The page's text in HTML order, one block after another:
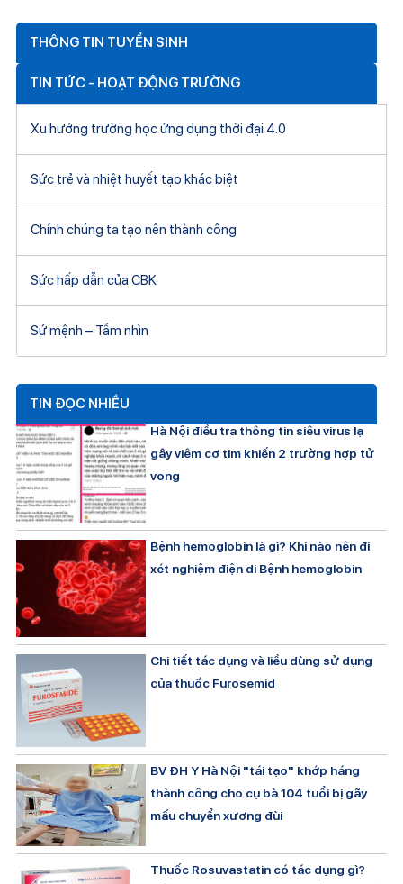
THÔNG TIN TUYỂN SINH
TIN TỨC - HOẠT ĐỘNG TRƯỜNG
Xu hướng trường học ứng dụng thời đại 4.0
Sức trẻ và nhiệt huyết tạo khác biệt
Chính chúng ta tạo nên thành công
Sức hấp dẫn của CBK
Sứ mệnh – Tầm nhìn
TIN ĐỌC NHIỀU
Hà Nội điều tra thông tin siêu virus lạ
gây viêm cơ tim khiến 2 trường hợp tử
vong
Bệnh hemoglobin là gì? Khi nào nên đi
xét nghiệm điện di Bệnh hemoglobin
Chi tiết tác dụng và liều dùng sử dụng
của thuốc Furosemid
BV ĐH Y Hà Nội "tái tạo" khớp háng
thành công cho cụ bà 104 tuổi bị gãy
mấu chuyển xương đùi
Thuốc Rosuvastatin có tác dụng gì?